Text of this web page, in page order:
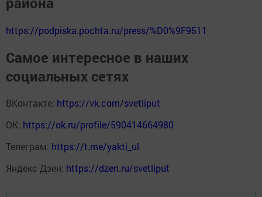
https://podpiska.pochta.ru/press/%D0%9F9511
Самое интересное в наших
социальных сетях
ВКонтакте: https://vk.com/svetliput
ОК: https://ok.ru/profile/590414664980
Телеграм: https://t.me/yakti_ul
Яндекс Дзен: https://dzen.ru/svetliput